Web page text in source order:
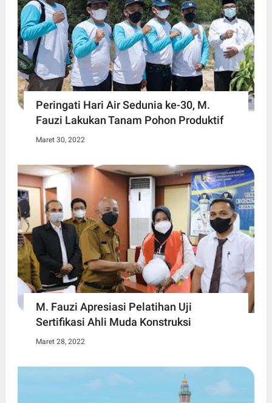
Peringati Hari Air Sedunia ke-30, M.
Fauzi Lakukan Tanam Pohon Produktif
Maret 30, 2022
M. Fauzi Apresiasi Pelatihan Uji
Sertifikasi Ahli Muda Konstruksi
Maret 28, 2022